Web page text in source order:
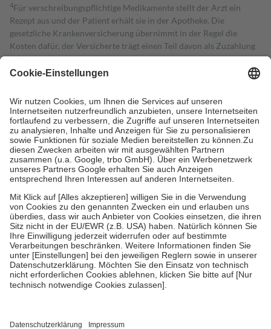
4Für verschreibungspflichtige Medikamente stellt der Arzt ein
Rezept aus und der Patient erhält sie in der Apotheke. Die
gesetzliche Krankenversicherung übernimmt in der Regel die
Kosten dafür, der Versicherte trägt einen Teil davon als Zuzahlung
mit.
Grundsätzlich leisten Mitglieder Zuzahlungen in Höhe von zehn
höchstens zehn Euro.
Es sind jedoch nie mehr als die tatsächlichen
Kosten der Leistung zu entrichten.
Diese Regeln gelten grundsätzlich auch für Online-Apotheken.
Bei Heilmitteln und häuslicher Krankenpflege beträgt die
Zuzahlung zehn Prozent der Kosten sowie zehn Euro je
Verordnung.
Um das Engagement der Versicherten für ihre eigene Gesundheit zu
stärken und die besondere Stellung der Familie zu unterstützen,
fallenkeine Zuzahlungenan bei:
• Kindern und Jugendlichen bis zum vollendeten 18. Lebensjahr
mit Ausnahme der Fahrkosten
• Untersuchungen zur Vorsorge und Früherkennung, die von der
GKV getragen werden
• empfohlenen Schutzimpfungen
• Harn- und Blutteststreifen
getroffen, um sicherzustellen, dass es sich um echte Bewertungen